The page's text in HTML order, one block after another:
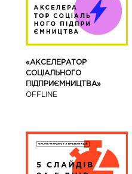
«АКСЕЛЕРАТОР
СОЦІАЛЬНОГО
ПІДПРИЄМНИЦТВА»
OFFLINE